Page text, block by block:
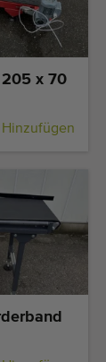
205 x 70
Hinzufügen